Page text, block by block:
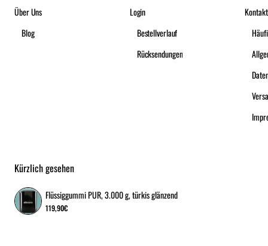
Über Uns
Blog
Login
Bestellverlauf
Rücksendungen
Kontakt
Kürzlich gesehen
Flüssiggummi PUR, 3.000 g, türkis glänzend
119,90€